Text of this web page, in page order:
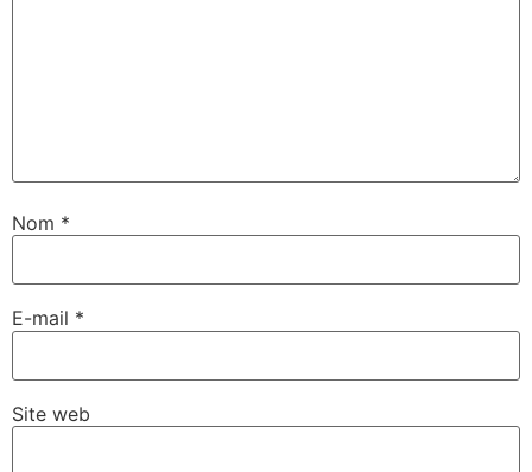
Nom *
E-mail *
Site web